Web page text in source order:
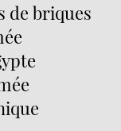
de briques